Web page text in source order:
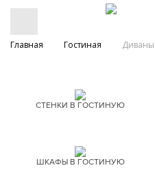
Главная Гостиная Диваны
СТЕНКИ В ГОСТИНУЮ
ШКАФЫ В ГОСТИНУЮ